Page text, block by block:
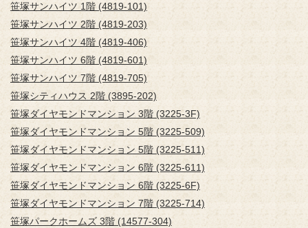
笹塚サンハイツ 1階 (4819-101)
笹塚サンハイツ 2階 (4819-203)
笹塚サンハイツ 4階 (4819-406)
笹塚サンハイツ 6階 (4819-601)
笹塚サンハイツ 7階 (4819-705)
笹塚シティハウス 2階 (3895-202)
笹塚ダイヤモンドマンション 3階 (3225-3F)
笹塚ダイヤモンドマンション 5階 (3225-509)
笹塚ダイヤモンドマンション 5階 (3225-511)
笹塚ダイヤモンドマンション 6階 (3225-611)
笹塚ダイヤモンドマンション 6階 (3225-6F)
笹塚ダイヤモンドマンション 7階 (3225-714)
笹塚パークホームズ 3階 (14577-304)